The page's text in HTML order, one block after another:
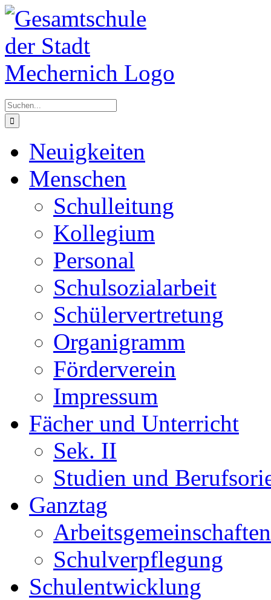
Zum
Inhalt
springen
nach:
Neuigkeiten
Menschen
Schulleitung
Kollegium
Personal
Schulsozialarbeit
Schülervertretung
Organigramm
Förderverein
Impressum
Fächer und Unterricht
Sek. II
Studien und
Ganztag
Arbeitsgemeinschaften
Schulverpflegung
Schulentwicklung